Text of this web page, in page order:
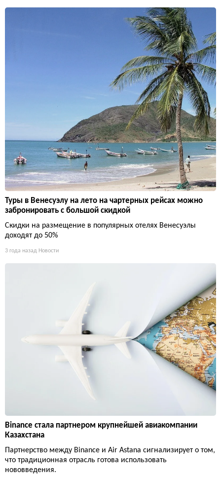
Туры в Венесуэлу на лето на чартерных рейсах можно
забронировать с большой скидкой
Скидки на размещение в популярных отелях Венесуэлы
доходят до 50%
3 года назад Новости
Binance стала партнером крупнейшей авиакомпании
Казахстана
Партнерство между Binance и Air Astana сигнализирует о том,
что традиционная отрасль готова использовать
нововведения.